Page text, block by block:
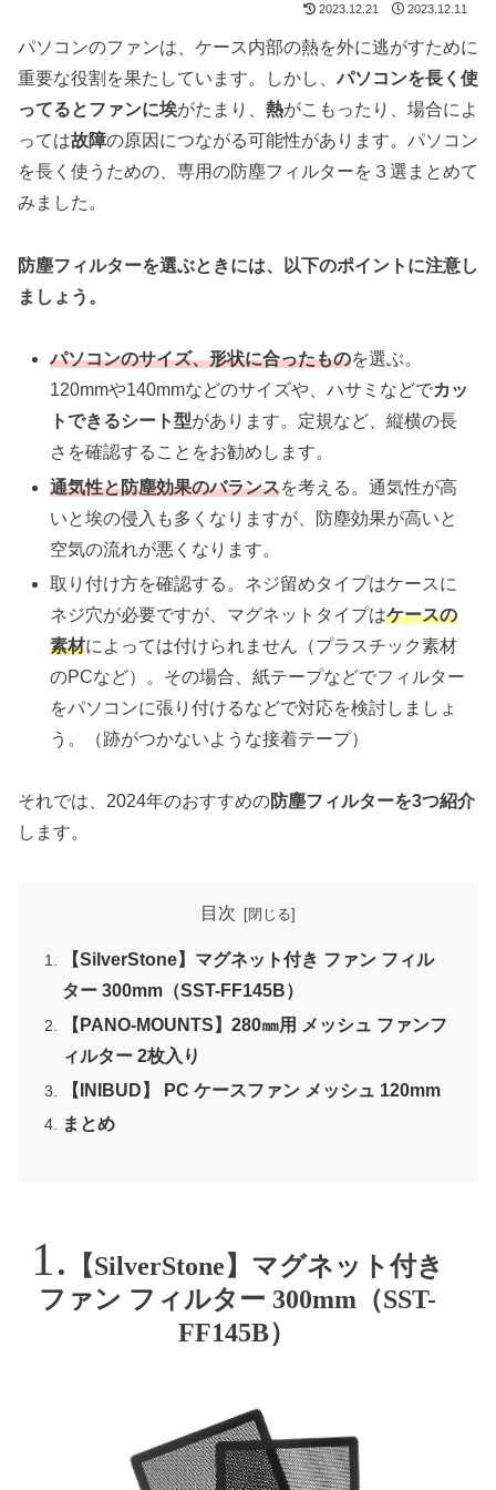
2023.12.21 2023.12.11
パソコンのファンは、ケース内部の熱を外に逃がすために
重要な役割を果たしています。しかし、 パソコンを長く使
ってるとファンに埃がたまり、 熱がこもったり、場合によ
っては故障の原因につながる可能性があります。パソコン
を長く使うための、専用の防塵フィルターを３選まとめて
みました。
防塵フィルターを選ぶときには、以下のポイントに注意し
ましょう。
パソコンのサイズ、形状に合ったものを選ぶ。
120mmや140mmなどのサイズや、ハサミなどでカッ
トできるシート型があります。定規など、縦横の長
さを確認することをお勧めします。
通気性と防塵効果のバランスを考える。通気性が高
いと埃の侵入も多くなりますが、防塵効果が高いと
空気の流れが悪くなります。
取り付け方を確認する。ネジ留めタイプはケースに
ネジ穴が必要ですが、マグネットタイプはケースの
素材によっては付けられません（プラスチック素材
のPCなど）。その場合、紙テープなどでフィルター
をパソコンに張り付けるなどで対応を検討しましょ
う。（跡がつかないような接着テープ）
それでは、2024年のおすすめの防塵フィルターを3つ紹介
します。
目次
【SilverStone】マグネット付き ファン フィル
ター 300mm（SST-FF145B）
【PANO-MOUNTS】280㎜用 メッシュ ファンフ
ィルター 2枚入り
【INIBUD】 PC ケースファン メッシュ 120mm
まとめ
【SilverStone】マグネット付き
ファン フィルター 300mm（SST-
FF145B）